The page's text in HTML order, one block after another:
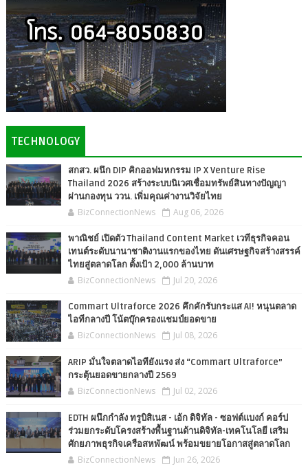
TECHNOLOGY
สกสว. ผนึก DIP คิกออฟมหกรรม IP X Venture Rise
Thailand 2026 สร้างระบบนิเวศเชื่อมทรัพย์สินทางปัญญา
ผ่านกองทุน ววน. เพิ่มคุณค่างานวิจัยไทย
BizConnectionNews Aug 06, 2026
พาณิชย์ เปิดตัว Thailand Content Market เวทีธุรกิจคอน
เทนต์ระดับนานาชาติงานแรกของไทย ดันเศรษฐกิจสร้างสรรค์
ไทยสู่ตลาดโลก ตั้งเป้า 2,000 ล้านบาท
BizConnectionNews Jul 20, 2026
Commart Ultraforce 2026 คึกคักรับกระแส AI! หนุนตลาด
ไอทีกลางปี โน้ตบุ๊กครองแชมป์ยอดขาย
BizConnectionNews Jul 08, 2026
ARIP มั่นใจตลาดไอทียังแรง ส่ง “Commart Ultraforce”
กระตุ้นยอดขายกลางปี 2569
BizConnectionNews Jul 02, 2026
EDTH ผนึกกำลัง ทรูบิสิเนส - เอ้ก ดิจิทัล - ซอฟต์แบงก์ คอร์ป
ร่วมยกระดับโครงสร้างพื้นฐานด้านดิจิทัล-เทคโนโลยี เสริม
ศักยภาพธุรกิจเครือสหพัฒน์ พร้อมขยายโอกาสสู่ตลาดโลก
BizConnectionNews Jun 26, 2026